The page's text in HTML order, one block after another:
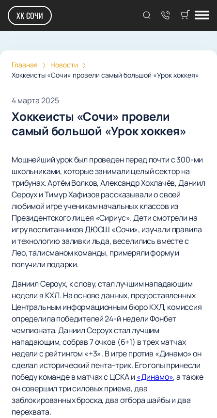
ХК СОЧИ
Главная
Новости
Хоккеисты «Сочи» провели самый большой «Урок хоккея»
4 марта 2025
Хоккеисты «Сочи» провели
самый большой «Урок хоккея»
Мощнейший урок был проведен перед почти с 300-ми
школьниками, которые занимали целый сектор на
трибунах. Артём Волков, Александр Хохлачёв, Даниил
Сероух и Тимур Хафизов рассказывали о своей
любимой игре ученикам начальных классов из
Президентского лицея «Сириус». Дети смотрели на
игру воспитанников ДЮСШ «Сочи», изучали правила
и технологию заливки льда, веселились вместе с
Лео, талисманом команды, примеряли форму и
получили подарки.
Даниил Сероух, к слову, стал лучшим нападающим
недели в КХЛ. На основе данных, предоставленных
Центральным информационным бюро КХЛ, комиссия
определила победителей 24-й недели Фонбет
чемпионата. Даниил Сероух стал лучшим
нападающим, собрав 7 очков (6+1) в трех матчах
недели с рейтингом «+3». В игре против «Динамо» он
сделал исторический пента-трик. Его голы принесли
победу команде в матчах с ЦСКА и «Динамо», а также
он совершил три силовых приема, два
заблокированных броска, два отбора шайбы и два
перехвата.